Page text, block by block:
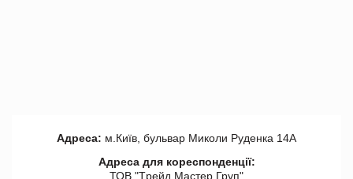
Адреса: м.Київ, бульвар Миколи Руденка 14А
Адреса для кореспонденції:
ТОВ "Tрейд Мастер Груп"